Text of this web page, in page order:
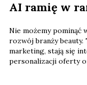
AI ramię w
Nie możemy pominąć
rozwój branży
marketing, stają się
personalizacji oferty